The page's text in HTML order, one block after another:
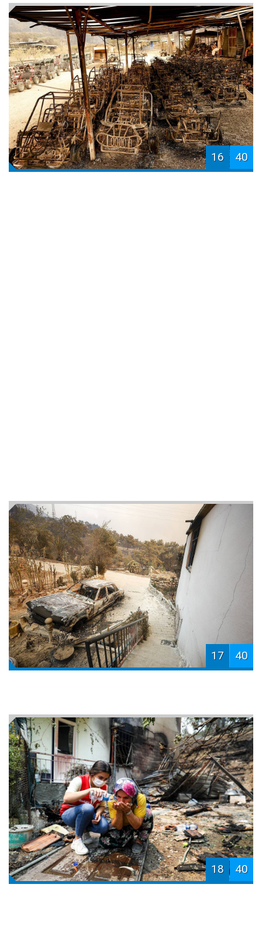
16 40
17 40
18 40